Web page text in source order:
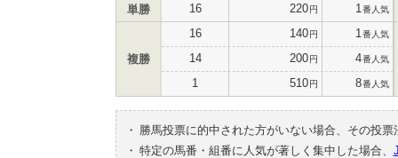
単勝 16 220円 1 番人気
複勝
16 140円 1 番人気
14 200円 4番人気
1 510円 8番人気
・
勝馬投票に的中された方がいない場合、その投
・ 特定の馬番・組番に人気が著しく集中した場合、